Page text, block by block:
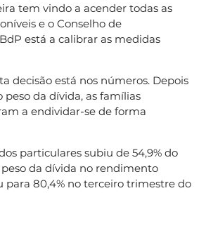
tem vindo a acender todas as
e o Conselho de
está a calibrar as medidas
decisão está nos números. Depois
peso da dívida, as famílias
a endividar-se de forma
particulares subiu de 54,9% do
peso da dívida no rendimento
para 80,4% no terceiro trimestre do